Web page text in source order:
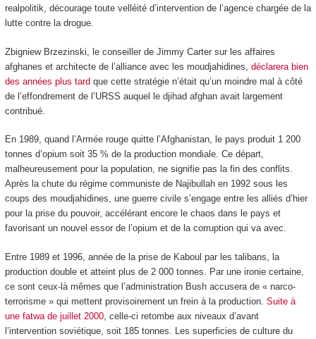
realpolitik, décourage toute velléité d’intervention de l’agence chargée de la
lutte contre la drogue.
Zbigniew Brzezinski, le conseiller de Jimmy Carter sur les affaires
afghanes et architecte de l’alliance avec les moudjahidines, déclarera bien
des années plus tardque cette stratégie n’était qu’un moindre mal à côté
de l’effondrement de l’URSS auquel le djihad afghan avait largement
contribué.
En 1989, quand l’Armée rouge quitte l’Afghanistan, le pays produit 1 200
tonnes d’opium soit 35 % de la production mondiale. Ce départ,
malheureusement pour la population, ne signifie pas la fin des conflits.
Après la chute du régime communiste de Najibullah en 1992 sous les
coups des moudjahidines, une guerre civile s’engage entre les alliés d’hier
pour la prise du pouvoir, accélérant encore le chaos dans le pays et
favorisant un nouvel essor de l’opium et de la corruption qui va avec.
Entre 1989 et 1996, année de la prise de Kaboul par les talibans, la
production double et atteint plus de 2 000 tonnes. Par une ironie certaine,
ce sont ceux-là mêmes que l’administration Bush accusera de « narco-
terrorisme » qui mettent provisoirement un frein à la production. Suite à
une fatwa de juillet 2000, celle-ci retombe aux niveaux d’avant
l’intervention soviétique, soit 185 tonnes. Les superficies de culture du